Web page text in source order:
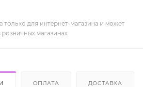
только для интернет-магазина и может
розничных магазинах
ОПЛАТА ДОСТАВКА